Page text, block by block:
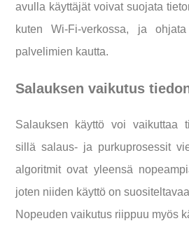
avulla käyttäjät voivat suojata
kuten Wi-Fi-verkossa, ja
palvelimien kautta.
Salauksen vaikutus
Salauksen käyttö voi vaikuttaa
sillä salaus- ja purkuprosessit
algoritmit ovat yleensä
joten niiden käyttö on
Nopeuden vaikutus riippuu myös